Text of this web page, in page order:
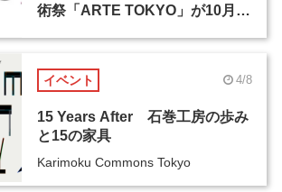
術祭「ARTE TOKYO」が10月開
イベント 4/8
15 Years After 石巻工房の歩み
と15の家具
Karimoku Commons Tokyo